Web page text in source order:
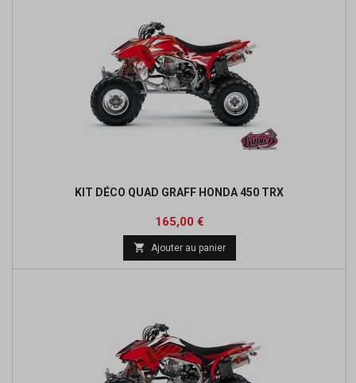
KIT DÉCO QUAD GRAFF HONDA 450 TRX
Prix
165,00 €
 Ajouter au panier